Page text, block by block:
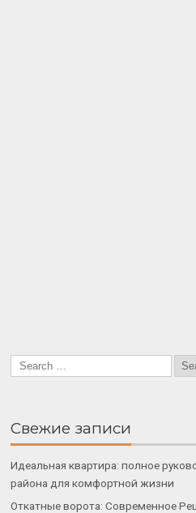
Свежие записи
Идеальная квартира: полное
района для комфортной жизни
Откатные ворота: Современное